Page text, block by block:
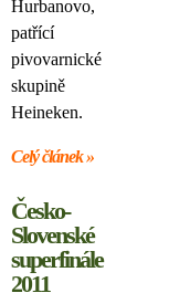
Hurbanovo,
patřící
pivovarnické
skupině
Heineken.
Celý článek »
Česko-
Slovenské
superfinále
2011